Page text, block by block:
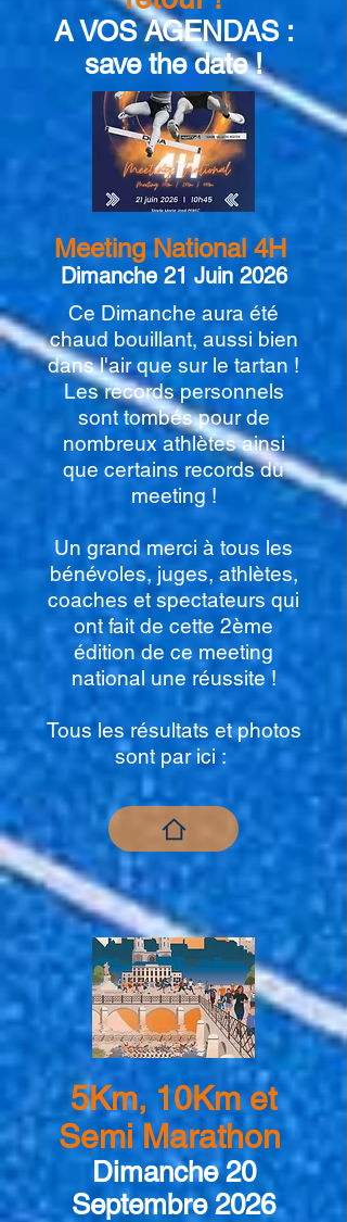
A VOS AGENDAS :
save the date !
Meeting National 4H
Dimanche 21 Juin 2026
Ce Dimanche aura été
chaud bouillant, aussi bien
dans l'air que sur le tartan !
Les records personnels
sont tombés pour de
nombreux athlètes ainsi
que certains records du
meeting !
Un grand merci à tous les
bénévoles, juges, athlètes,
coaches et spectateurs qui
ont fait de cette 2ème
édition de ce meeting
national une réussite !
Tous les résultats et photos
sont par ici :
5Km, 10Km et
Semi Marathon
Dimanche 20
Septembre 2026